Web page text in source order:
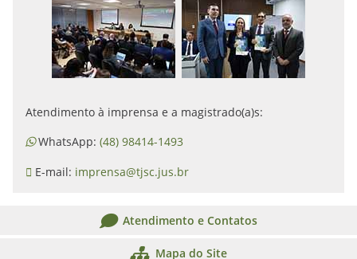
Atendimento à imprensa e a magistrado(a)s:
WhatsApp: (48) 98414-1493
E-mail: imprensa@tjsc.jus.br
Atendimento e Contatos
Mapa do Site